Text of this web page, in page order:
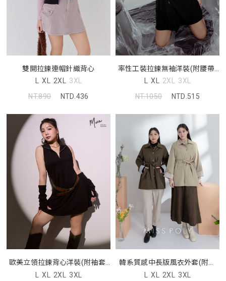
雙開拉鍊連帽針織背心
L XL 2XL 3XL
NT.890
NTD.436
率性工裝拉鍊無袖洋裝(附腰帶)
MUA! 中大尺碼洋裝
L XL 2XL 3XL
NT.1050
NTD.515
歐美立領拉鍊背心洋裝(附袖套)
MUA
L XL 2XL 3XL
韓系質感中長版風衣外套(附綁
帶) MISS
L XL 2XL 3XL